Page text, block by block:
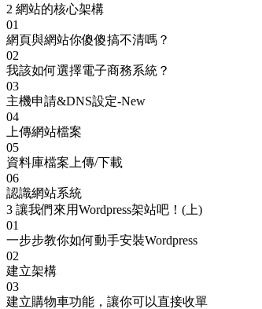
2 網站的核心架構
01
網頁與網站你傻傻搞不清嗎？
02
我該如何選擇電子商務系統？
03
主機申請&DNS設定-New
04
上傳網站檔案
05
資料庫檔案上傳/下載
06
認識網站系統
3 讓我們來用Wordpress架站吧！(上)
01
一步步教你如何動手安裝Wordpress
02
建立架構
03
建立購物車功能，讓你可以直接收單